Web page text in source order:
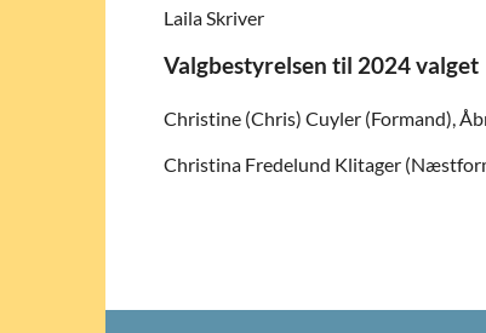
Laila Skriver
Valgbestyrelsen til 2024 valget
Christine (Chris) Cuyler (Formand),
Christina Fredelund Klitager